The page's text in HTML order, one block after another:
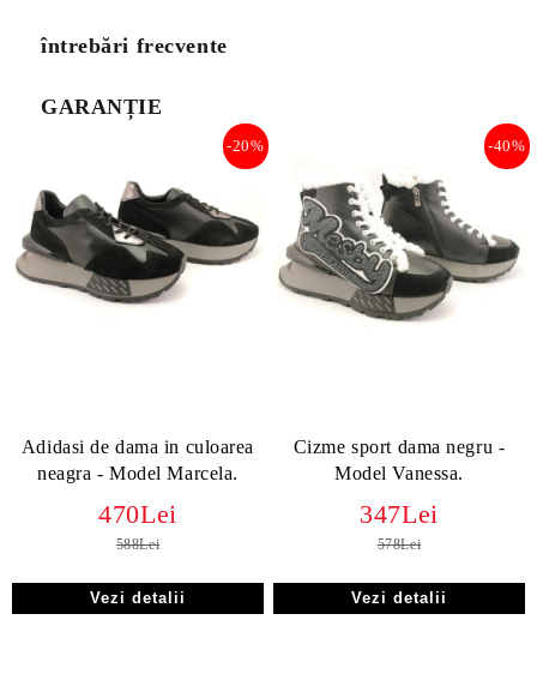
întrebări frecvente
GARANȚIE
Adidasi de dama in culoarea
neagra - Model Marcela.
-20%
470Lei
588Lei
Vezi detalii
Cizme sport dama negru -
Model Vanessa.
-40%
347Lei
578Lei
Vezi detalii